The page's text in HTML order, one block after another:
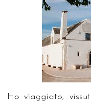
Ho viaggiato,